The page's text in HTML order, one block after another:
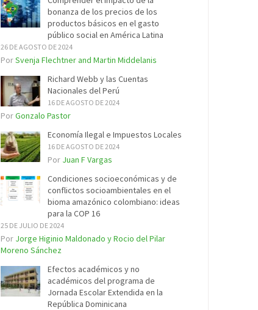
bonanza de los precios de los
productos básicos en el gasto
público social en América Latina
26 DE AGOSTO DE 2024
PorSvenja Flechtner and Martin Middelanis
Richard Webb y las Cuentas
Nacionales del Perú
16 DE AGOSTO DE 2024
PorGonzalo Pastor
Economía Ilegal e Impuestos Locales
16 DE AGOSTO DE 2024
Por Juan F Vargas
Condiciones socioeconómicas y de
conflictos socioambientales en el
bioma amazónico colombiano: ideas
para la COP 16
25 DE JULIO DE 2024
Por Jorge Higinio Maldonado y Rocio del Pilar
Moreno Sánchez
Efectos académicos y no
académicos del programa de
Jornada Escolar Extendida en la
República Dominicana